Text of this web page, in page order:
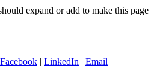
expand or add to make this page
Facebook | LinkedIn | Email